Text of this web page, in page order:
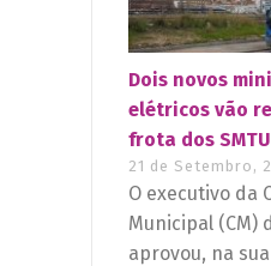
Dois novos
elétricos vão
frota dos
21 de Setembro,
O executivo da
Municipal (CM)
aprovou, na